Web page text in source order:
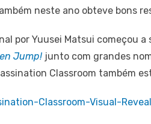
neste ano obteve bons
por Yuusei Matsui começou
Jump! junto com grandes
Classroom também